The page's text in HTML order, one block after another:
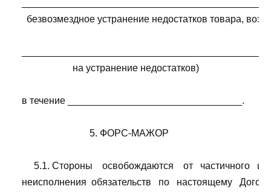
безвозмездное устранение недостатков товара,
                         на устранение недостатков)
    в течение ________________________________.
                                5. ФОРС-МАЖОР
5.1. Стороны    освобождаются    от   частичного
неисполнения  обязательств   по   настоящему